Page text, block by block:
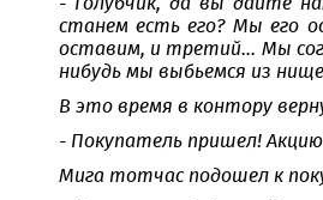
станем есть его? Мы его
оставим, и третий... Мы
нибудь мы выбьемся из
В это время в контору
- Покупатель пришел!
Мига тотчас подошел к